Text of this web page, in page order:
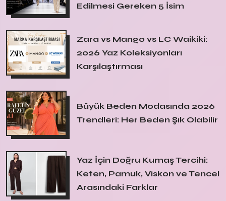
Edilmesi Gereken 5 İsim
Zara vs Mango vs LC Waikiki:
2026 Yaz Koleksiyonları
Karşılaştırması
Büyük Beden Modasında 2026
Trendleri: Her Beden Şık Olabilir
Yaz İçin Doğru Kumaş Tercihi:
Keten, Pamuk, Viskon ve Tencel
Arasındaki Farklar